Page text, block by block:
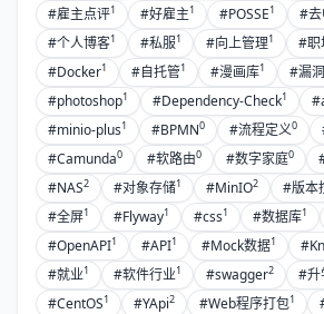
#雇主点评1 #好雇主1 #POSSE1 #
#个人博客1 #私服1 #向上管理1 #职
#Docker1 #自托管1 #漫画库1 #漏
#photoshop1 #Dependency-Check1
#minio-plus1 #BPMN0 #流程定义0
#Camunda0 #软路由0 #数字家庭0
#NAS2 #对象存储1 #MinIO2 #版本
#全屏1 #Flyway1 #css1 #数据库1
#OpenAPI1 #API1 #Mock数据1
#就业1 #软件行业1 #swagger2 #升
#CentOS1 #YApi2 #Web程序打包1